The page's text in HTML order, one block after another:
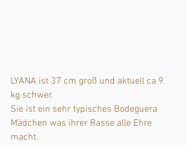
LYANA ist 37 cm groß und aktuell ca 9
kg schwer.
Sie ist ein sehr typisches Bodeguera
Mädchen was ihrer Rasse alle Ehre
macht.